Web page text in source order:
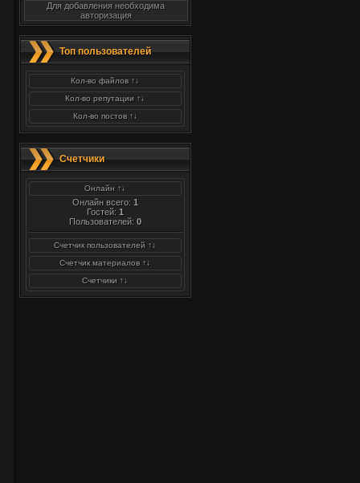
Для добавления необходима
авторизация
Топ пользователей
Кол-во файлов ↑↓
Кол-во репутации ↑↓
Кол-во постов ↑↓
Счетчики
Онлайн ↑↓
Онлайн всего: 1
Гостей: 1
Пользователей: 0
Счетчик пользователей ↑↓
Счетчик материалов ↑↓
Счетчики ↑↓